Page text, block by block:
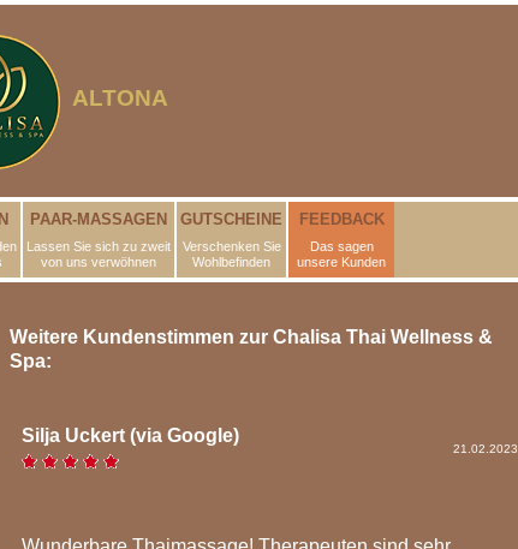
ALTONA
PAAR-MASSAGEN
Lassen Sie sich zu zweit
von uns verwöhnen
GUTSCHEINE
Verschenken Sie
Wohlbefinden
FEEDBACK
Das sagen
unsere Kunden
Weitere Kundenstimmen zur Chalisa Thai Wellness &
Spa:
Silja Uckert (via Google)
21.02.2023